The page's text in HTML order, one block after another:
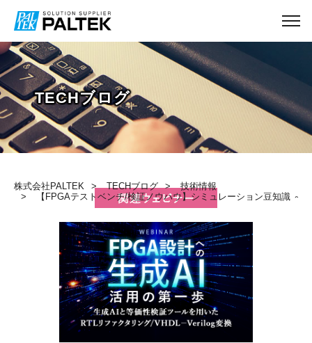
株式会社PALTEK TECHブログ
技術情報
【FPGAテストベンチ/検証ノウハウ】シミュレーション豆知識 ～
TECHブログ